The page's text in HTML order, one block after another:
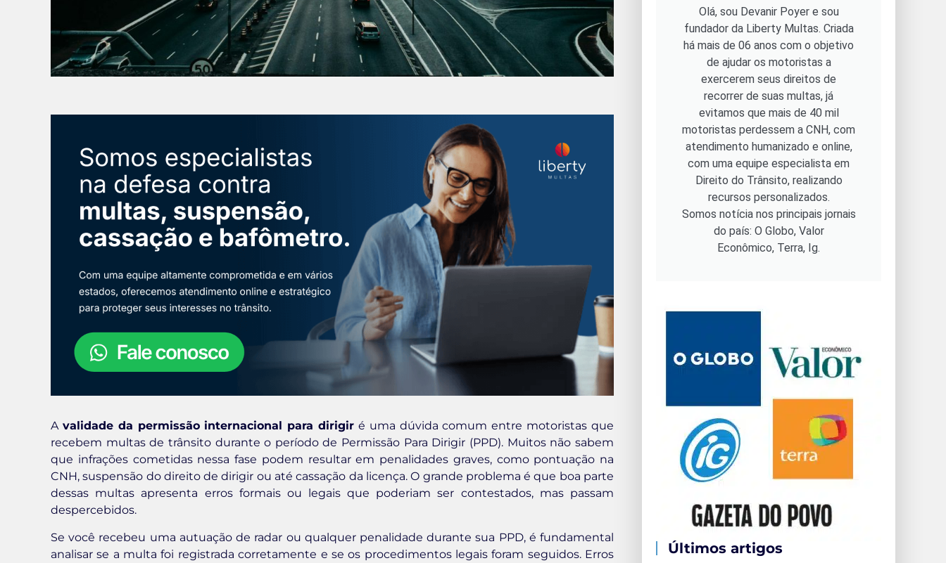
A validade da permissão internacional para dirigir é uma dúvida comum entre motoristas que
recebem multas de trânsito durante o período de Permissão Para Dirigir (PPD). Muitos não sabem
que infrações cometidas nessa fase podem resultar em penalidades graves, como pontuação na
CNH, suspensão do direito de dirigir ou até cassação da licença. O grande problema é que boa parte
dessas multas apresenta erros formais ou legais que poderiam ser contestados, mas passam
despercebidos.
Se você recebeu uma autuação de radar ou qualquer penalidade durante sua PPD, é fundamental
analisar se a multa foi registrada corretamente e se os procedimentos legais foram seguidos. Erros
Olá, sou Devanir Poyer e sou
fundador da Liberty Multas. Criada
há mais de 06 anos com o objetivo
de ajudar os motoristas a
exercerem seus direitos de
recorrer de suas multas, já
evitamos que mais de 40 mil
motoristas perdessem a CNH, com
atendimento humanizado e online,
com uma equipe especialista em
Direito do Trânsito, realizando
recursos personalizados.
Somos notícia nos principais jornais
do país: O Globo, Valor
Econômico, Terra, Ig.
Últimos artigos